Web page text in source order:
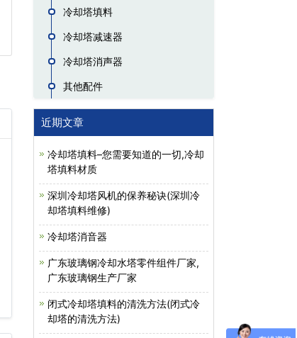
冷却塔填料
冷却塔减速器
冷却塔消声器
其他配件
近期文章
冷却塔填料–您需要知道的一切,冷却
塔填料材质
深圳冷却塔风机的保养秘诀(深圳冷
却塔填料维修)
冷却塔消音器
广东玻璃钢冷却水塔零件组件厂家,
广东玻璃钢生产厂家
闭式冷却塔填料的清洗方法(闭式冷
却塔的清洗方法)